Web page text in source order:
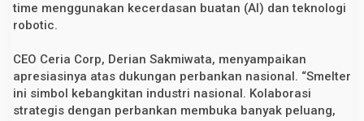
time menggunakan kecerdasan buatan (AI) dan teknologi
robotic.
CEO Ceria Corp, Derian Sakmiwata, menyampaikan
apresiasinya atas dukungan perbankan nasional. “Smelter
ini simbol kebangkitan industri nasional. Kolaborasi
strategis dengan perbankan membuka banyak peluang,